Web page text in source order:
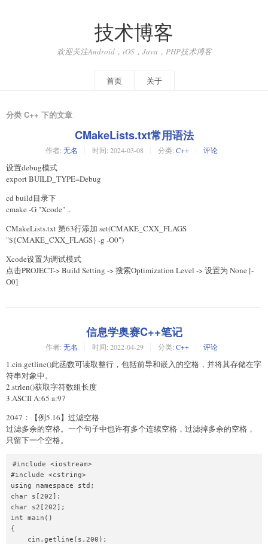
技术博客
欢迎关注Android，iOS，Java，PHP技术博客
首页 关于
分类 C++ 下的文章
CMakeLists.txt常用语法
作者: 无名 时间: 2024-03-08 分类: C++ 评论
设置debug模式
export BUILD_TYPE=Debug
cd build目录下
cmake -G "Xcode" ..
CMakeLists.txt 第63行添加 set(CMAKE_CXX_FLAGS
"${CMAKE_CXX_FLAGS} -g -O0")
Xcode设置为调试模式
点击PROJECT-> Build Setting -> 搜索Optimization Level -> 设置为 None [-
O0]
信息学奥赛C++笔记
作者: 无名 时间: 2022-04-29 分类: C++ 评论
1.cin.getline()此函数可读取整行，包括前导和嵌入的空格，并将其存储在字
符串对象中。
2.strlen()获取字符数组长度
3.ASCII A:65 a:97
2047：【例5.16】过滤空格
过滤多余的空格。一个句子中也许有多个连续空格，过滤掉多余的空格，
只留下一个空格。
#include <iostream>
#include <cstring>
using namespace std;
char s[202];
char s2[202];
int main()
{
    cin.getline(s,200);